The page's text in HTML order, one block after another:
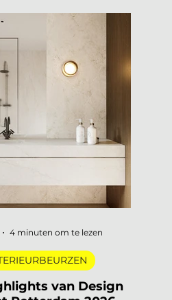
de hele wereld komen
van de meest visueel
van Europa. Dat is
in een zin. En uiteraard
bij met De Interieur Club
te doen. 3daysofdesign is
designfestival van
Verspreid over de stad vind
evenementen: van intieme
van Design
4 minuten om te lezen